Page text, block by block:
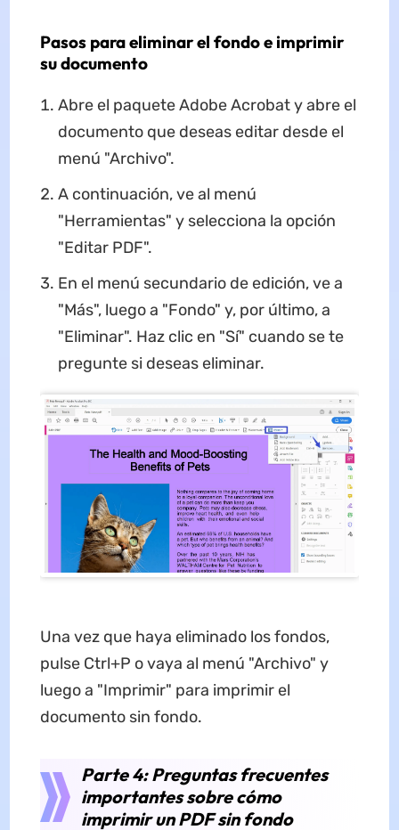
Pasos para eliminar el fondo e imprimir
su documento
Abre el paquete Adobe Acrobat y abre el
documento que deseas editar desde el
menú "Archivo".
A continuación, ve al menú
"Herramientas" y selecciona la opción
"Editar PDF".
En el menú secundario de edición, ve a
"Más", luego a "Fondo" y, por último, a
"Eliminar". Haz clic en "Sí" cuando se te
pregunte si deseas eliminar.
Una vez que haya eliminado los fondos,
pulse Ctrl+P o vaya al menú "Archivo" y
luego a "Imprimir" para imprimir el
documento sin fondo.
Parte 4: Preguntas frecuentes
importantes sobre cómo
imprimir un PDF sin fondo